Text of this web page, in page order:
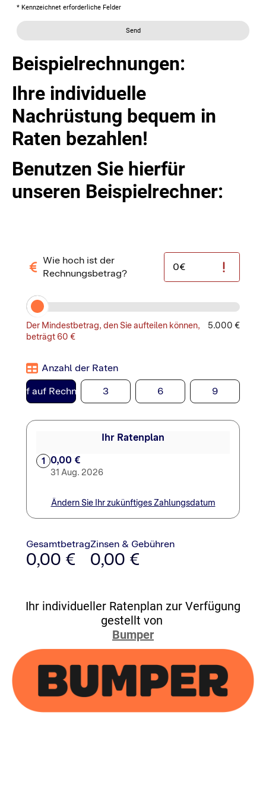
* Kennzeichnet erforderliche Felder
Send
Beispielrechnungen:
Ihre individuelle
Nachrüstung bequem in
Raten bezahlen!
Benutzen Sie hierfür
unseren Beispielrechner:
Ihr individueller Ratenplan zur Verfügung
gestellt von
Bumper